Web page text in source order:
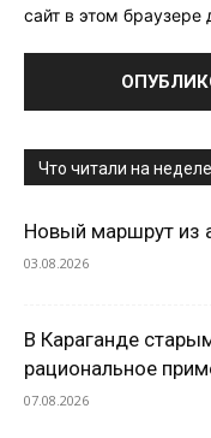
сайт в этом
Что читали на неделе
Новый маршрут из
03.08.2026
В Караганде
рациональное
07.08.2026